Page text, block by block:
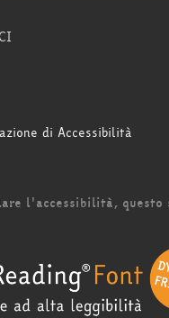
di Accessibilità
l'accessibilità, questo